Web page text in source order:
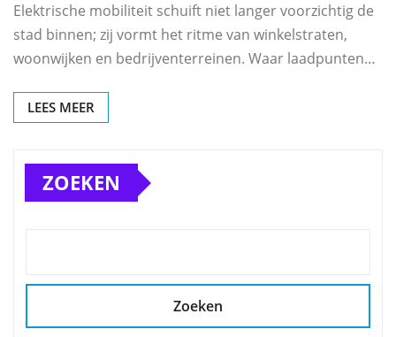
Elektrische mobiliteit schuift niet langer voorzichtig de
stad binnen; zij vormt het ritme van winkelstraten,
woonwijken en bedrijventerreinen. Waar laadpunten…
LEES MEER
ZOEKEN
Zoeken